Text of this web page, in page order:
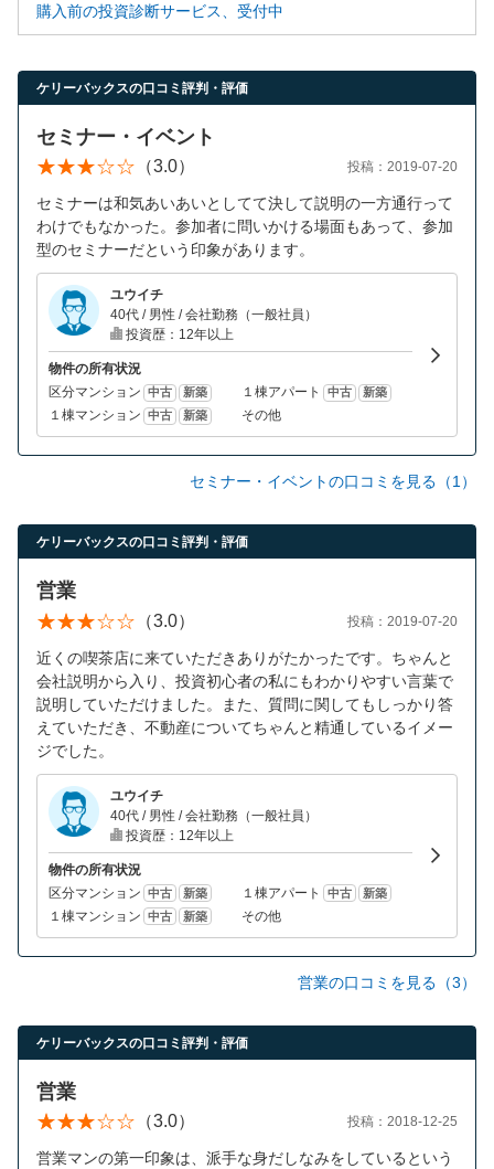
購入前の投資診断サービス、受付中
ケリーバックスの口コミ評判・評価
セミナー・イベント
（3.0） 投稿：2019-07-20
セミナーは和気あいあいとしてて決して説明の一方通行って
わけでもなかった。参加者に問いかける場面もあって、参加
型のセミナーだという印象があります。
ユウイチ
40代 / 男性 / 会社勤務（一般社員）
投資歴：12年以上
物件の所有状況
区分マンション 中古 新築 １棟アパート 中古 新築
１棟マンション 中古 新築 その他
セミナー・イベントの口コミを見る（1）
ケリーバックスの口コミ評判・評価
営業
（3.0） 投稿：2019-07-20
近くの喫茶店に来ていただきありがたかったです。ちゃんと
会社説明から入り、投資初心者の私にもわかりやすい言葉で
説明していただけました。また、質問に関してもしっかり答
えていただき、不動産についてちゃんと精通しているイメー
ジでした。
ユウイチ
40代 / 男性 / 会社勤務（一般社員）
投資歴：12年以上
物件の所有状況
区分マンション 中古 新築 １棟アパート 中古 新築
１棟マンション 中古 新築 その他
営業の口コミを見る（3）
ケリーバックスの口コミ評判・評価
営業
（3.0） 投稿：2018-12-25
営業マンの第一印象は、派手な身だしなみをしているという